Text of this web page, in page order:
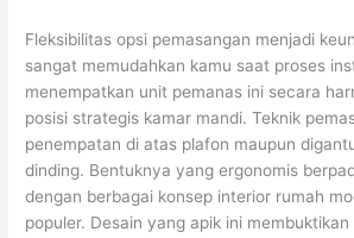
Fleksibilitas opsi pemasangan menjadi
sangat memudahkan kamu saat proses
menempatkan unit pemanas ini secara
posisi strategis kamar mandi. Teknik
penempatan di atas plafon maupun
dinding. Bentuknya yang ergonomis
dengan berbagai konsep interior rumah
populer. Desain yang apik ini